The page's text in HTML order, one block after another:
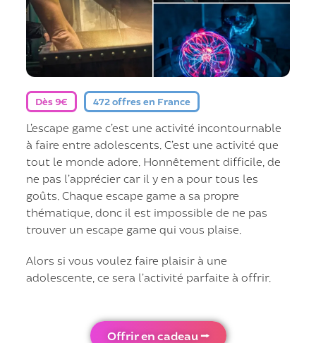
Dès 9€ 472 offres en France
L’escape game c’est une activité incontournable
à faire entre adolescents. C’est une activité que
tout le monde adore. Honnêtement difficile, de
ne pas l’apprécier car il y en a pour tous les
goûts. Chaque escape game a sa propre
thématique, donc il est impossible de ne pas
trouver un escape game qui vous plaise.
Alors si vous voulez faire plaisir à une
adolescente, ce sera l’activité parfaite à offrir.
Offrir en cadeau ⭢